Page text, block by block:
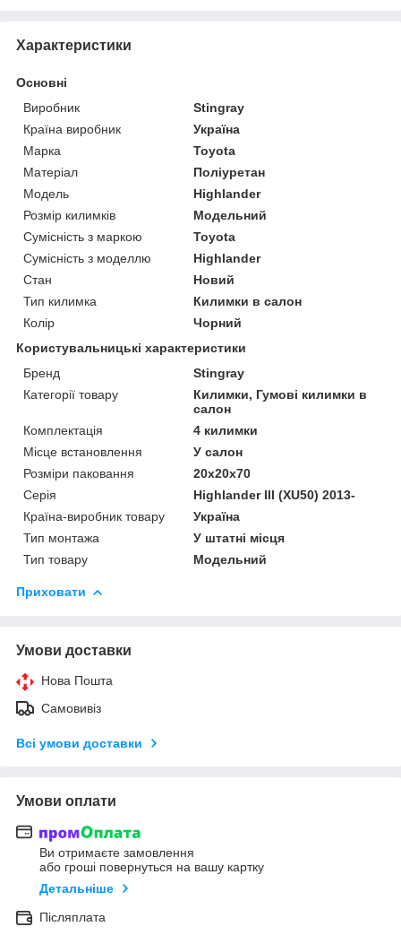
Характеристики
Основні
Виробник
Stingray
Країна виробник
Україна
Марка
Toyota
Матеріал
Поліуретан
Модель
Highlander
Розмір килимків
Модельний
Сумісність з маркою
Toyota
Сумісність з моделлю
Highlander
Стан
Новий
Тип килимка
Килимки в салон
Колір
Чорний
Користувальницькі характеристики
Бренд
Stingray
Категорії товару
Килимки, Гумові килимки в
салон
Комплектація
4 килимки
Місце встановлення
У салон
Розміри паковання
20x20x70
Серія
Highlander III (XU50) 2013-
Країна-виробник товару
Україна
Тип монтажа
У штатні місця
Тип товару
Модельний
Приховати
Умови доставки
Нова Пошта
Самовивіз
Всі умови доставки
Умови оплати
Ви отримаєте замовлення
або гроші повернуться на вашу картку
Детальніше
Післяплата